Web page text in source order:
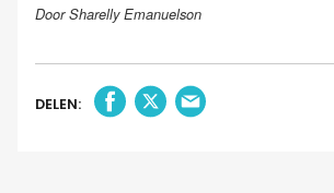
Door Sharelly Emanuelson
DELEN: